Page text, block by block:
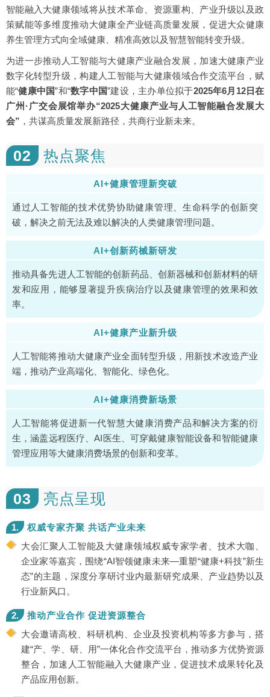
智能融入大健康领域将从技术革命、资源重构、产业升级以及政
策赋能等多维度推动大健康全产业链高质量发展，促进大众健康
养生管理方式向全域健康、精准高效以及智慧智能转变升级。
为进一步推动人工智能与大健康产业融合发展，加速大健康产业
数字化转型升级，构建人工智能与大健康领域合作交流平台，赋
能“健康中国”和“数字中国”建设，主办单位拟于2025年6月12日在
广州·广交会展馆举办“2025大健康产业与人工智能融合发展大
会” ，共谋高质量发展新路径，共商行业新未来。
02 热点聚焦
AI+健康管理新突破
通过人工智能的技术优势协助健康管理、生命科学的创新突
破，解决之前无法及难以解决的人类健康管理问题。
AI+创新药械新研发
推动具备先进人工智能的创新药品、创新器械和创新材料的研
发和应用，能够显著提升疾病治疗以及健康管理的效果和效
率。
AI+健康产业新升级
人工智能将推动大健康产业全面转型升级，用新技术改造产业
端，推动产业高端化、智能化、绿色化。
AI+健康消费新场景
人工智能将促进新一代智慧大健康消费产品和解决方案的衍
生，涵盖远程医疗、AI医生、可穿戴健康智能设备和智能健康
管理应用等大健康消费场景的创新和变革。
03 亮点呈现
1.
权威专家齐聚 共话产业未来
大会汇聚人工智能及大健康领域权威专家学者、技术大咖、
企业家等嘉宾，围绕“AI智领健康未来—重塑“健康+科技”新生
态”的主题，深度分享研讨业内最新研究成果、产业趋势以及
行业新风口。
2.
推动产业合作 促进资源整合
大会邀请高校、科研机构、企业及投资机构等多方参与，搭
建“产、学、研、用”一体化合作交流平台，推动多方优势资源
整合，加速人工智能融入大健康产业，促进技术成果转化及
产品应用创新。